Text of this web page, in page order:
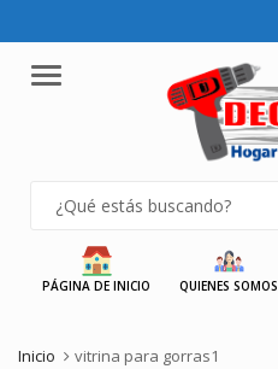
Menu
PÁGINA DE INICIO QUIENES SOMOS
Inicio vitrina para gorras1